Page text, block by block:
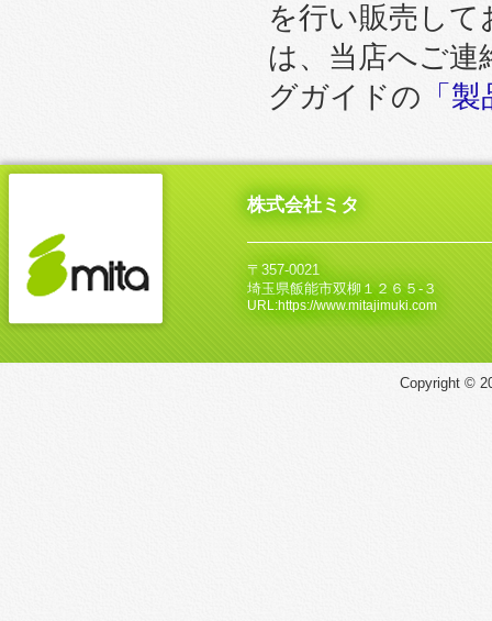
を行い販売し
は、当店へご
グガイドの 「
株式会社ミタ
〒357-0021
埼玉県飯能市双柳１２６５‐３
URL:https://www.mitajimuki.com
Copyright ©